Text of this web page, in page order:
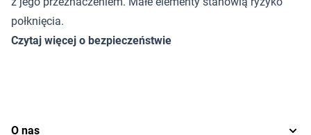
połknięcia.
Czytaj więcej o bezpieczeństwie
O nas